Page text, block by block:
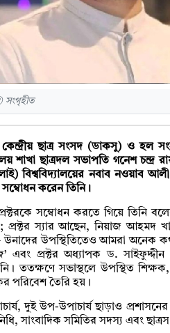
সংগৃহীত
কেন্দ্রীয় ছাত্র সংসদ (ডাকসু) ও হল
শাখা ছাত্রদল সভাপতি গনেশ চন্দ্র
বিশ্ববিদ্যালয়ের নবাব নওয়াব
করেন তিনি।
সম্বোধন করতে গিয়ে তিনি
স্যার আছেন, নিয়াজ আহমদ
উপস্থিতিতেও আমরা অনেক
এবং প্রক্টর অধ্যাপক ড.
ততক্ষণে সভাস্থলে উপস্থিত শিক্ষক,
পরিবেশ তৈরি হয়।
দুই উপ-উপাচার্য ছাড়াও
সাংবাদিক সমিতির সদস্য এবং